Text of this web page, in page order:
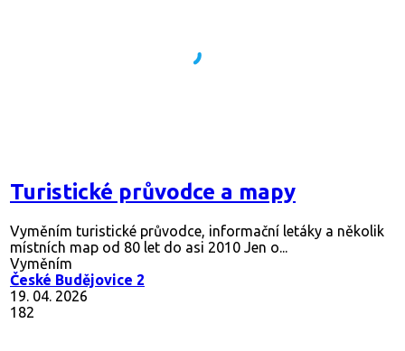
Turistické průvodce a mapy
Vyměním turistické průvodce, informační letáky a několik
místních map od 80 let do asi 2010 Jen o...
Vyměním
České Budějovice 2
19. 04. 2026
182